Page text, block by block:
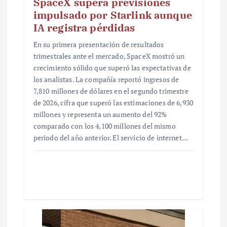
impulsado por Starlink aunque
IA registra pérdidas
En su primera presentación de resultados
trimestrales ante el mercado, SpaceX mostró un
crecimiento sólido que superó las expectativas de
los analistas. La compañía reportó ingresos de
7,810 millones de dólares en el segundo trimestre
de 2026, cifra que superó las estimaciones de 6,930
millones y representa un aumento del 92%
comparado con los 4,100 millones del mismo
periodo del año anterior. El servicio de internet…